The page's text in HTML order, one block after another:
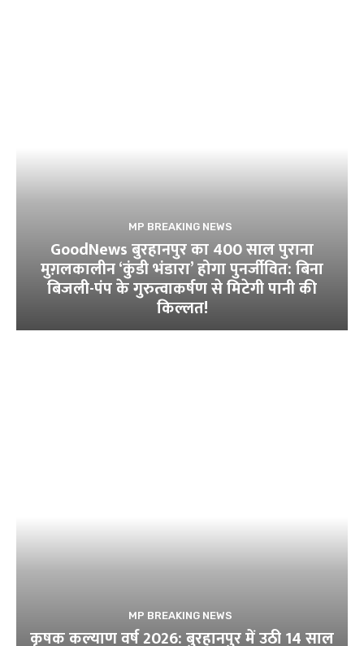
MP BREAKING NEWS
GoodNews बुरहानपुर का 400 साल पुराना
मुग़लकालीन ‘कुंडी भंडारा’ होगा पुनर्जीवित: बिना
बिजली-पंप के गुरुत्वाकर्षण से मिटेगी पानी की
किल्लत!
MP BREAKING NEWS
कृषक कल्याण वर्ष 2026: बुरहानपुर में उठी 14 साल